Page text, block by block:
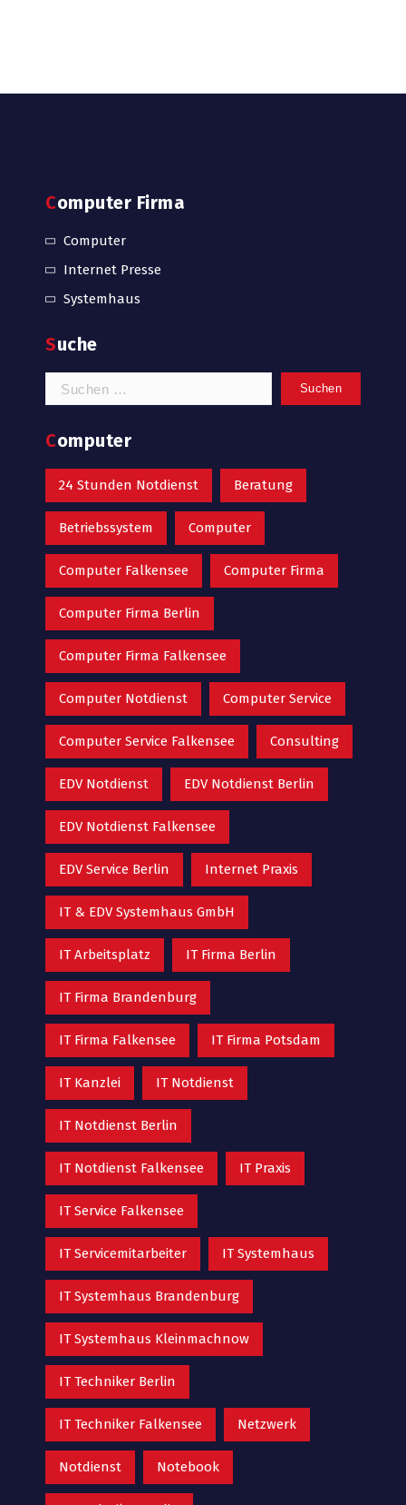
Computer Firma
Computer
Internet Presse
Systemhaus
Suche
Suchen
nach:
Computer
24 Stunden Notdienst Beratung
Betriebssystem Computer
Computer Falkensee Computer Firma
Computer Firma Berlin
Computer Firma Falkensee
Computer Notdienst Computer Service
Computer Service Falkensee Consulting
EDV Notdienst EDV Notdienst Berlin
EDV Notdienst Falkensee
EDV Service Berlin Internet Praxis
IT & EDV Systemhaus GmbH
IT Arbeitsplatz IT Firma Berlin
IT Firma Brandenburg
IT Firma Falkensee IT Firma Potsdam
IT Kanzlei IT Notdienst
IT Notdienst Berlin
IT Notdienst Falkensee IT Praxis
IT Service Falkensee
IT Servicemitarbeiter IT Systemhaus
IT Systemhaus Brandenburg
IT Systemhaus Kleinmachnow
IT Techniker Berlin
IT Techniker Falkensee Netzwerk
Notdienst Notebook